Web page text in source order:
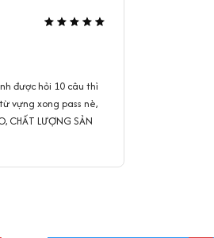
được hỏi 10 câu thì
vựng xong pass nè,
CHẤT LƯỢNG SẢN